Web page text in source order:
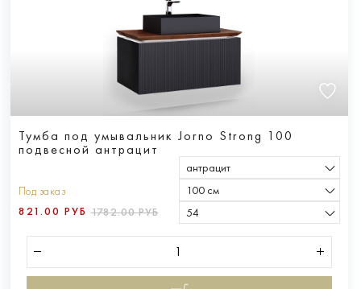
Тумба под умывальник Jorno Strong 100
подвесной антрацит
Под заказ
821.00 РУБ1782.00 РУБ
антрацит
100 см
54